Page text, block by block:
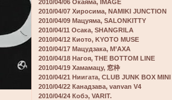
2010/04/06 Окаяма, IMAGE
2010/04/07 Хиросима, NAMIKI JUNCTION
2010/04/09 Мацуяма, SALONKITTY
2010/04/11 Осака, SHANGRILA
2010/04/12 Киото, KYOTO MUSE
2010/04/17 Мацудзака, M’AXA
2010/04/18 Нагоя, THE BOTTOM LINE
2010/04/19 Хамамацу, 窓枠
2010/04/21 Ниигата, CLUB JUNK BOX MINI
2010/04/22 Канадзава, vanvan V4
2010/04/24 Кобэ, VARIT.